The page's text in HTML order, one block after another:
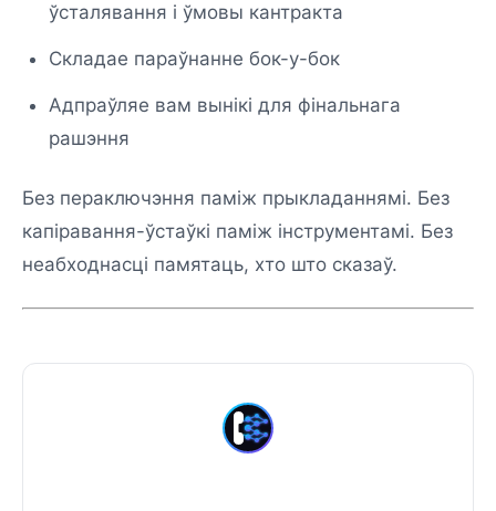
ўсталявання і ўмовы кантракта
Складае параўнанне бок-у-бок
Адпраўляе вам вынікі для фінальнага
рашэння
Без пераключэння паміж прыкладаннямі. Без
капіравання-ўстаўкі паміж інструментамі. Без
неабходнасці памятаць, хто што сказаў.